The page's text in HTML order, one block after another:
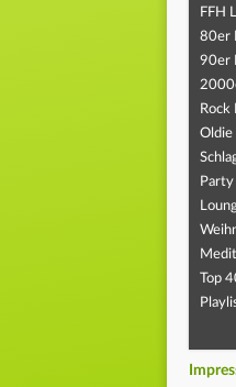
FFH
80er
90er
Rock
Oldie
Party
Top